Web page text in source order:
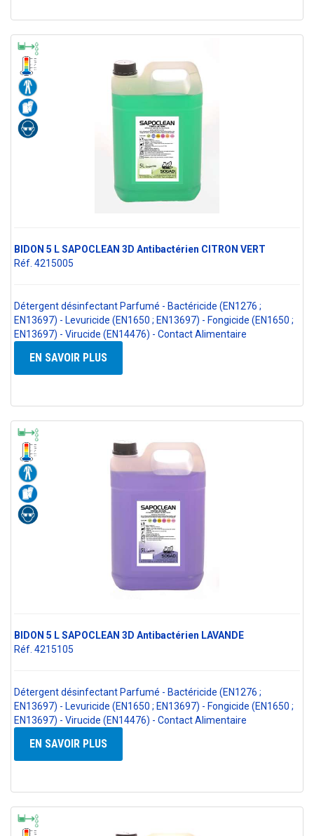
BIDON 5 L SAPOCLEAN 3D Antibactérien CITRON VERT
Réf. 4215005
Détergent désinfectant Parfumé - Bactéricide (EN1276 ;
EN13697) - Levuricide (EN1650 ; EN13697) - Fongicide (EN1650 ;
EN13697) - Virucide (EN14476) - Contact Alimentaire
EN SAVOIR PLUS
BIDON 5 L SAPOCLEAN 3D Antibactérien LAVANDE
Réf. 4215105
Détergent désinfectant Parfumé - Bactéricide (EN1276 ;
EN13697) - Levuricide (EN1650 ; EN13697) - Fongicide (EN1650 ;
EN13697) - Virucide (EN14476) - Contact Alimentaire
EN SAVOIR PLUS